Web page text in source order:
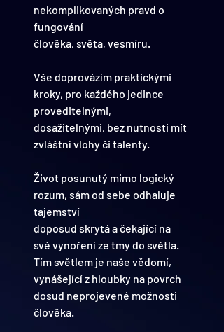
nekomplikovaných pravd o
fungování
člověka, světa, vesmíru.
Vše doprovázím praktickými
kroky, pro každého jedince
proveditelnými,
dosažitelnými, bez nutnosti mít
zvláštní vlohy či talenty.
Život posunutý mimo logický
rozum, sám od sebe odhaluje
tajemství
doposud skrytá a čekající na
své vynoření ze tmy do světla.
Tím světlem je naše vědomí,
vynášející z hloubky na povrch
dosud neprojevené možnosti
člověka.